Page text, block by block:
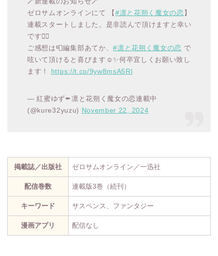
ゼロサムオンラインにて 【 #凛と花朔く魔女の恋 】
連載スタートしました。是非読んで頂けますと幸い
です🧙‍♀️
ご感想は📮編集部あてか、#凛と花朔く魔女の恋 で
呟いて頂けると喜びます☺✨何卒宜しくお願い致し
ます！ https://t.co/9yw8msA5Rl
— 紅蜜ゆず✒凛と花朔く魔女の恋連載中
(@kure32yuzu) November 22, 2024
掲載誌／出版社 ゼロサムオンライン／一迅社
配信巻数 連載版3巻（続刊）
キーワード サスペンス、ファンタジー
漫画アプリ 配信なし